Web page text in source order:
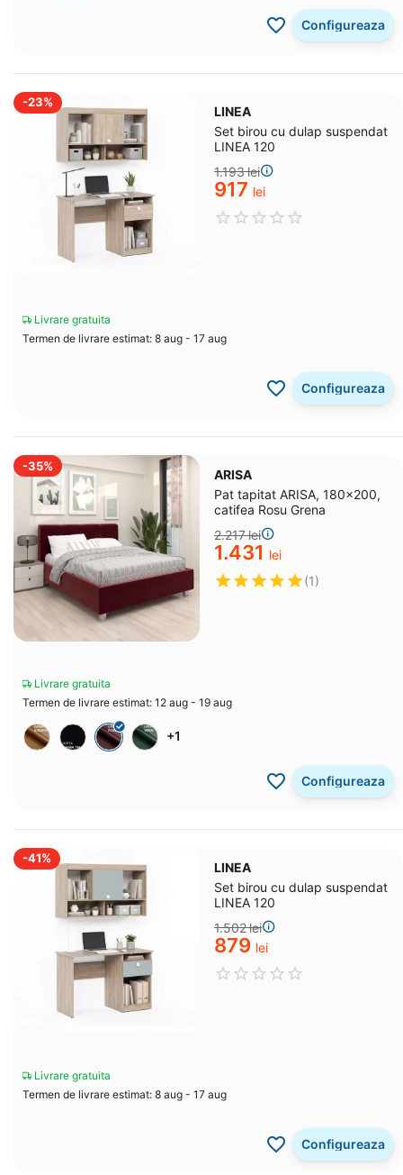
Configureaza
-23%
LINEA
Set birou cu dulap suspendat
LINEA 120
1.193lei
‍917‍ lei
Livrare gratuita
Termen de livrare estimat: 8 aug - 17 aug
Configureaza
-35%
ARISA
Pat tapitat ARISA, 180x200,
catifea Rosu Grena
2.217lei
1.431 lei
(1)
Livrare gratuita
Termen de livrare estimat: 12 aug - 19 aug
+1
Configureaza
-41%
LINEA
Set birou cu dulap suspendat
LINEA 120
1.502lei
‍879‍ lei
Livrare gratuita
Termen de livrare estimat: 8 aug - 17 aug
Configureaza